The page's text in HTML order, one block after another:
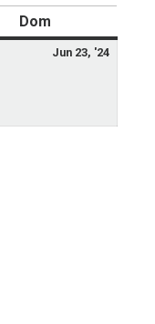
Dom
Jun 23, '24